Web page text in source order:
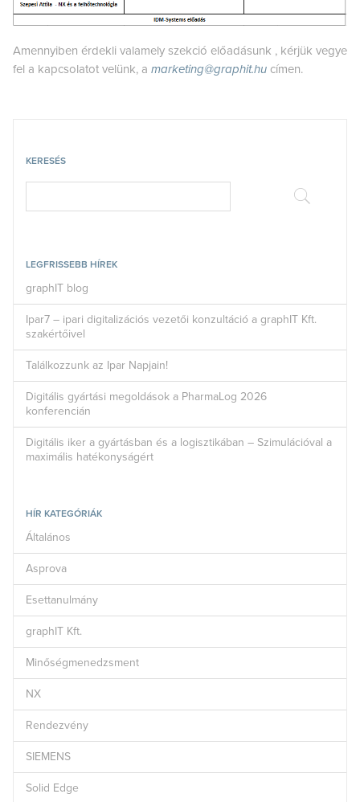
KERESÉS
LEGFRISSEBB HÍREK
graphIT blog
Ipar7 – ipari digitalizációs vezetői konzultáció a graphIT Kft.
szakértőivel
Találkozzunk az Ipar Napjain!
Digitális gyártási megoldások a PharmaLog 2026
konferencián
Digitális iker a gyártásban és a logisztikában – Szimulációval a
maximális hatékonyságért
HÍR KATEGÓRIÁK
Általános
Asprova
Esettanulmány
graphIT Kft.
Minőségmenedzsment
NX
Rendezvény
SIEMENS
Solid Edge
Amennyiben érdekli valamely szekció előadásunk , kérjük vegye
fel a kapcsolatot velünk, a marketing@graphit.hu címen.